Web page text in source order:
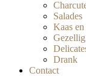
Salades
Kaas
Drank
Contact